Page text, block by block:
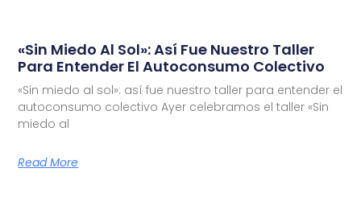
«Sin Miedo Al Sol»: Así Fue Nuestro Taller
Para Entender El Autoconsumo Colectivo
«Sin miedo al sol»: así fue nuestro taller para entender el
autoconsumo colectivo Ayer celebramos el taller «Sin
miedo al
Read More